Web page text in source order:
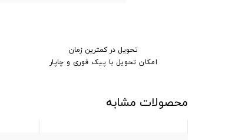
تحویل در کمترین زمان
امکان تحویل با پیک فوری و چاپار
محصولات مشابه